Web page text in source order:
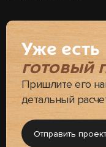
Уже есть
готовый
Пришлите его
детальный
Отправить проект